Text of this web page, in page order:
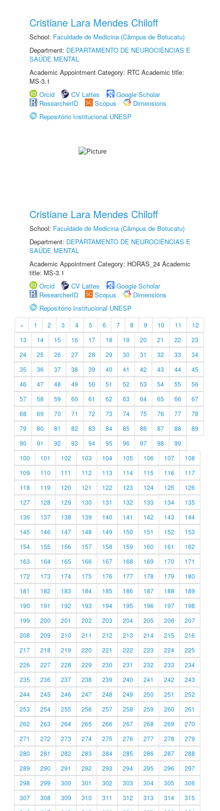
Cristiane Lara Mendes Chiloff
School: Faculdade de Medicina (Câmpus de Botucatu)
Department: DEPARTAMENTO DE NEUROCIÊNCIAS E
SAÚDE MENTAL
Academic Appointment Category: RTC Academic title:
MS-3.1
Orcid
CV Lattes
Google Scholar
ResearcherID
Scopus
Dimensions
Repositório Institucional UNESP
Cristiane Lara Mendes Chiloff
School: Faculdade de Medicina (Câmpus de Botucatu)
Department: DEPARTAMENTO DE NEUROCIÊNCIAS E
SAÚDE MENTAL
Academic Appointment Category: HORAS_24 Academic
title: MS-3.1
Orcid
CV Lattes
Google Scholar
ResearcherID
Scopus
Dimensions
Repositório Institucional UNESP
« 1 2 3 4 5 6 7 8 9 10 11
12
13
14 15 16 17 18 19 20 21 22
23
24
25 26 27 28 29 30 31 32 33
34
35
36 37 38 39 40 41 42 43 44
45
46
47 48 49 50 51 52 53 54 55
56
57
58 59 60 61 62 63 64 65 66
67
68
69 70 71 72 73 74 75 76 77
78
79
80 81 82 83 84 85 86 87 88
89
90
91 92 93 94 95 96 97 98
99
100
101 102 103 104 105 106 107
108
109
110 111 112 113 114 115 116
117
118
119 120 121 122 123 124 125
126
127
128 129 130 131 132 133 134
135
136
137 138 139 140 141 142 143
144
145
146 147 148 149 150 151 152
153
154
155 156 157 158 159 160 161
162
163
164 165 166 167 168 169 170
171
172
173 174 175 176 177 178 179
180
181
182 183 184 185 186 187 188
189
190
191 192 193 194 195 196 197
198
199
200 201 202 203 204 205 206
207
208
209 210 211 212 213 214 215
216
217
218 219 220 221 222 223 224
225
226
227 228 229 230 231 232 233
234
235
236 237 238 239 240 241 242
243
244
245 246 247 248 249 250 251
252
253
254 255 256 257 258 259 260
261
262
263 264 265 266 267 268 269
270
271
272 273 274 275 276 277 278
279
280
281 282 283 284 285 286 287
288
289
290 291 292 293 294 295 296
297
298
299 300 301 302 303 304 305
306
307
308 309 310 311 312 313 314
315